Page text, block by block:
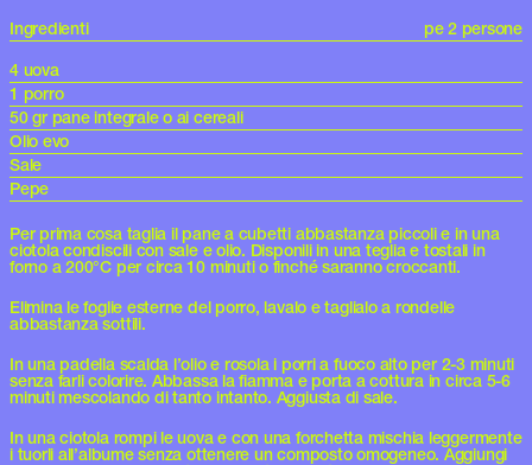
Ingredienti
pe 2 persone
4 uova
1 porro
50 gr pane integrale o ai cereali
Olio evo
Sale
Pepe
Per prima cosa taglia il pane a cubetti abbastanza piccoli e in una
ciotola condiscili con sale e olio. Disponili in una teglia e tostali in
forno a 200°C per circa 10 minuti o finché saranno croccanti.
Elimina le foglie esterne del porro, lavalo e taglialo a rondelle
abbastanza sottili.
In una padella scalda l’olio e rosola i porri a fuoco alto per 2-3 minuti
senza farli colorire. Abbassa la fiamma e porta a cottura in circa 5-6
minuti mescolando di tanto intanto. Aggiusta di sale.
In una ciotola rompi le uova e con una forchetta mischia leggermente
i tuorli all’albume senza ottenere un composto omogeneo. Aggiungi